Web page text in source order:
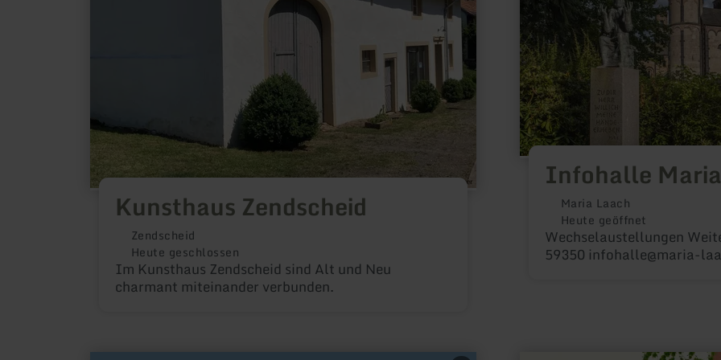
Kunsthaus Zendscheid
Zendscheid
Heute geschlossen
Im Kunsthaus Zendscheid sind Alt und Neu
charmant miteinander verbunden.
Infohalle
Maria Laach
Heute geöffnet
Wechselaustellungen
59350 infohalle@maria-